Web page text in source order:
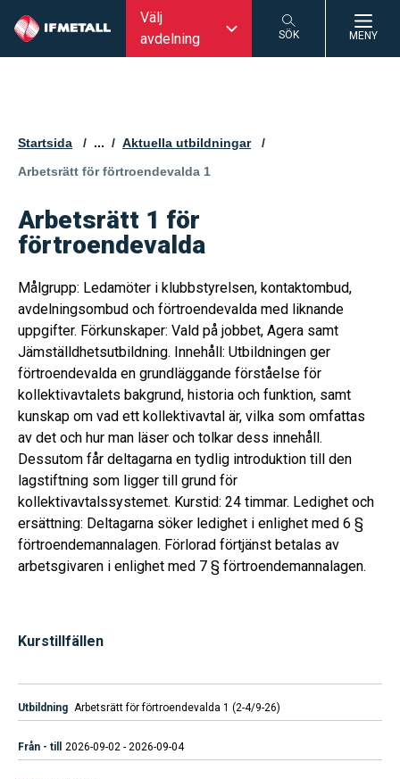
Välj
avdelning
SÖK MENY
Startsida ...
Aktuella utbildningar
Aktuell sida:
Arbetsrätt för förtroendevalda 1
Arbetsrätt 1 för
förtroendevalda
Målgrupp: Ledamöter i klubbstyrelsen, kontaktombud,
avdelningsombud och förtroendevalda med liknande
uppgifter. Förkunskaper: Vald på jobbet, Agera samt
Jämställdhetsutbildning. Innehåll: Utbildningen ger
förtroendevalda en grundläggande förståelse för
kollektivavtalets bakgrund, historia och funktion, samt
kunskap om vad ett kollektivavtal är, vilka som omfattas
av det och hur man läser och tolkar dess innehåll.
Dessutom får deltagarna en tydlig introduktion till den
lagstiftning som ligger till grund för
kollektivavtalssystemet. Kurstid: 24 timmar. Ledighet och
ersättning: Deltagarna söker ledighet i enlighet med 6 §
förtroendemannalagen. Förlorad förtjänst betalas av
arbetsgivaren i enlighet med 7 § förtroendemannalagen.
Kurstillfällen
Arbetsrätt för förtroendevalda 1 (2-4/9-26)
2026-09-02 - 2026-09-04